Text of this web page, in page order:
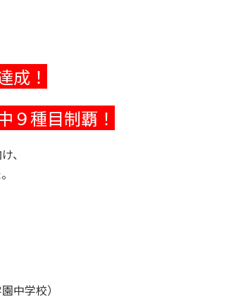
成！
９種目制覇！
、
中学校）